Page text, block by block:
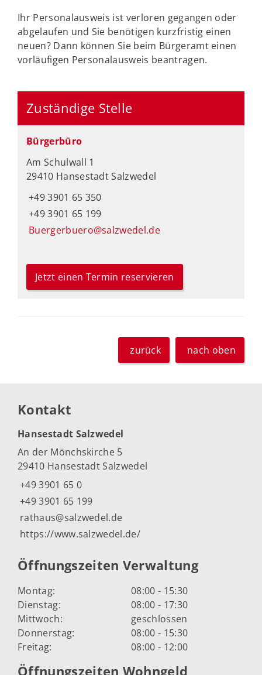
Ihr Personalausweis ist verloren gegangen oder
abgelaufen und Sie benötigen kurzfristig einen
neuen? Dann können Sie beim Bürgeramt einen
vorläufigen Personalausweis beantragen.
Zuständige Stelle
Bürgerbüro
Am Schulwall 1
29410 Hansestadt Salzwedel
+49 3901 65 350
+49 3901 65 199
Buergerbuero@salzwedel.de
Jetzt einen Termin reservieren
zurück nach oben
Kontakt
Hansestadt Salzwedel
An der Mönchskirche 5
29410 Hansestadt Salzwedel
+49 3901 65 0
+49 3901 65 199
rathaus@salzwedel.de
https://www.salzwedel.de/
Öffnungszeiten Verwaltung
Montag:
08:00 - 15:30
Dienstag:
08:00 - 17:30
Mittwoch:
geschlossen
Donnerstag:
08:00 - 15:30
Freitag:
08:00 - 12:00
Öffnungszeiten Wohngeld